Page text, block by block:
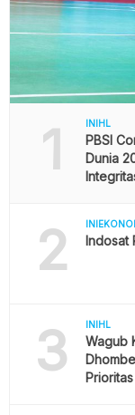
1 INIHL
PBSI
Dunia
2 Indosat
3 INIHL
Wagub
Prioritas